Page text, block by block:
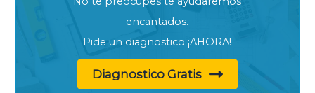
encantados.
Pide un diagnostico ¡AHORA!
Diagnostico Gratis